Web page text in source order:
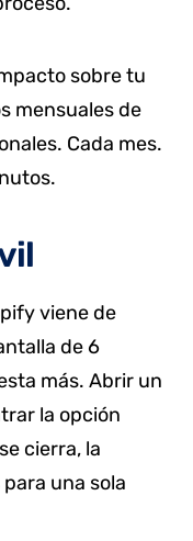
sobre tu
mensuales de
Cada mes.
viene de
de 6
más. Abrir un
la opción
cierra, la
una sola